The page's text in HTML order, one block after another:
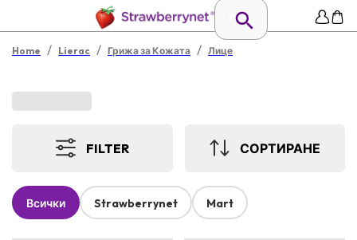
Home / Lierac / Грижа за Кожата / Лице
FILTER СОРТИРАНЕ
Всички Strawberrynet Mart